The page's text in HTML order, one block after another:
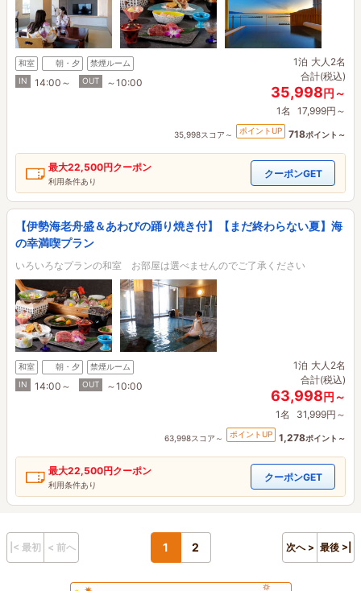
和室 朝・夕
禁煙ルーム
IN
14:00～ OUT ～10:00
1泊 大人2名
合計(税込)
35,998円～
1名 17,999円～
35,998スコア～ ポイントUP 718ポイント～
最大22,500円クーポン
利用条件あり
クーポンGET
【伊勢海老舟盛＆あわびの踊り焼き付】【まだ終わらない夏】海
の幸満喫プラン
いろいろなプランの和室 お部屋は選べませんのでご了承ください
和室 朝・夕
禁煙ルーム
IN
14:00～ OUT ～10:00
1泊 大人2名
合計(税込)
63,998円～
1名 31,999円～
63,998スコア～ ポイントUP 1,278ポイント～
最大22,500円クーポン
利用条件あり
クーポンGET
|< 最初 < 前へ 1 2 次へ > 最後 >|